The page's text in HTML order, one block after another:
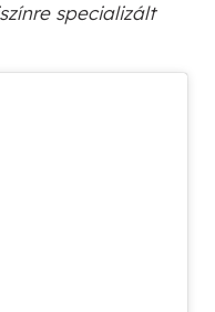
specializált